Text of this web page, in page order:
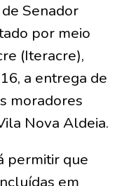
Senador
por meio
(Iteracre),
a entrega de
moradores
Nova Aldeia.
permitir que
em